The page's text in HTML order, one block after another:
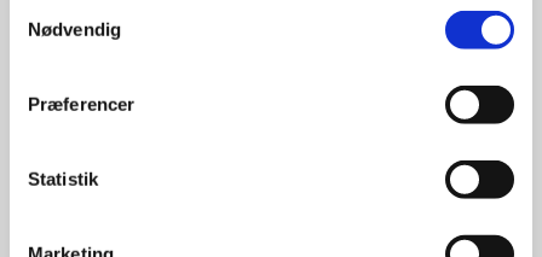
Nødvendig
Præferencer
Statistik